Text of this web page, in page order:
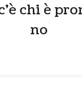
chi è
no